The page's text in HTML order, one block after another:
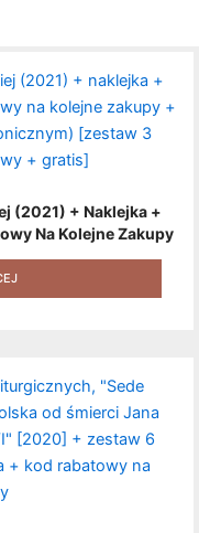
(2021) + Naklejka +
Na Kolejne Zakupy
[zestaw 3
+ Gratis]